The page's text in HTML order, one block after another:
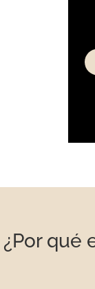
¿Por qué